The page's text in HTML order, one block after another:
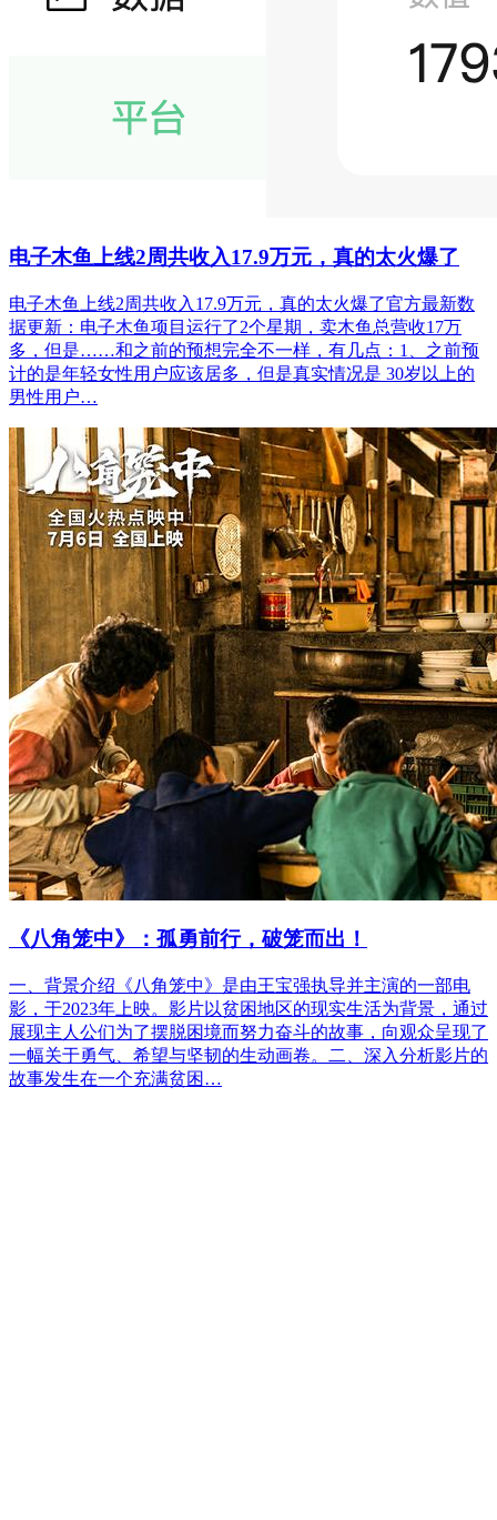
电子木鱼上线2周共收入17.9万元，真的太火爆了
电子木鱼上线2周共收入17.9万元，真的太火爆了官方最新数
据更新：电子木鱼项目运行了2个星期，卖木鱼总营收17万
多，但是……和之前的预想完全不一样，有几点：1、之前预
计的是年轻女性用户应该居多，但是真实情况是 30岁以上的
男性用户…
《八角笼中》：孤勇前行，破笼而出！
一、背景介绍《八角笼中》是由王宝强执导并主演的一部电
影，于2023年上映。影片以贫困地区的现实生活为背景，通过
展现主人公们为了摆脱困境而努力奋斗的故事，向观众呈现了
一幅关于勇气、希望与坚韧的生动画卷。二、深入分析影片的
故事发生在一个充满贫困…